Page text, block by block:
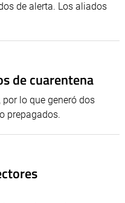
de alerta. Los aliados
de cuarentena
lo que generó dos
prepagados.